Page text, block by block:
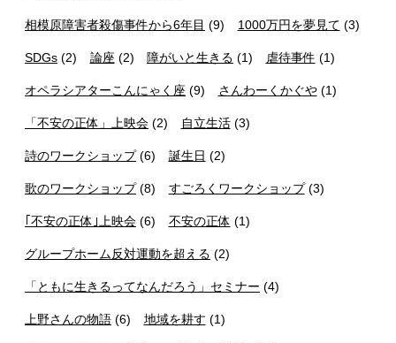
相模原障害者殺傷事件から6年目 (9) 1000万円を夢見て (3)
SDGs (2) 論座 (2) 障がいと生きる (1) 虐待事件 (1)
オペラシアターこんにゃく座 (9) さんわーくかぐや(1)
「不安の正体」上映会 (2) 自立生活(3)
詩のワークショップ(6) 誕生日 (2)
歌のワークショップ(8) すごろくワークショップ(3)
｢不安の正体｣上映会 (6) 不安の正体 (1)
グループホーム反対運動を超える (2)
「ともに生きるってなんだろう」セミナー (4)
上野さんの物語 (6) 地域を耕す (1)